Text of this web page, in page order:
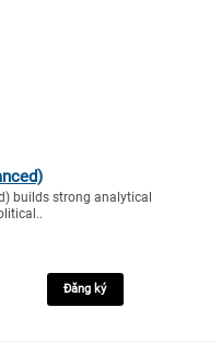
builds strong analytical
Đăng ký